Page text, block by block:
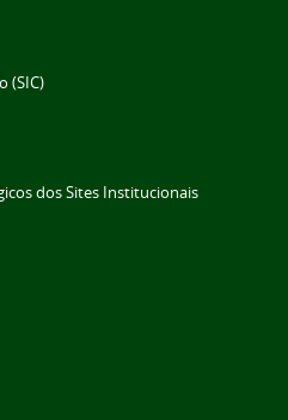
(SIC)
dos Sites Institucionais